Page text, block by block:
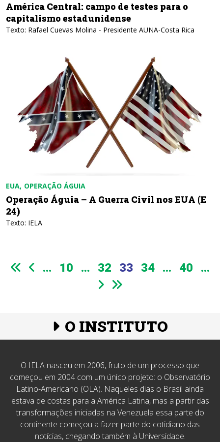
América Central: campo de testes para o
capitalismo estadunidense
Texto: Rafael Cuevas Molina - Presidente AUNA-Costa Rica
EUA OPERAÇÃO ÁGUIA
Operação Águia – A Guerra Civil nos EUA (E
24)
Texto: IELA
... 10 ... 32 33 34 ... 40 ...
O INSTITUTO
O IELA nasceu em 2006, fruto de um processo que
começou em 2004 com um único projeto: o Observatório
Latino-Americano (OLA). Naqueles dias o Brasil ainda
estava de costas para a América Latina, mas a partir das
transformações iniciadas na Venezuela essa parte do
continente começou a fazer parte do cotidiano das
notícias, chegando também à Universidade.